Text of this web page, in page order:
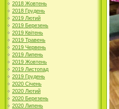
2018 Жовтень
2018 Грудень
2019 Лютий
2019 Березень
2019 Квітень
2019 Травень
2019 Червень
2019 Липень
2019 Жовтень
2019 Листопад
2019 Грудень
2020 Січень
2020 Лютий
2020 Березень
2020 Липень